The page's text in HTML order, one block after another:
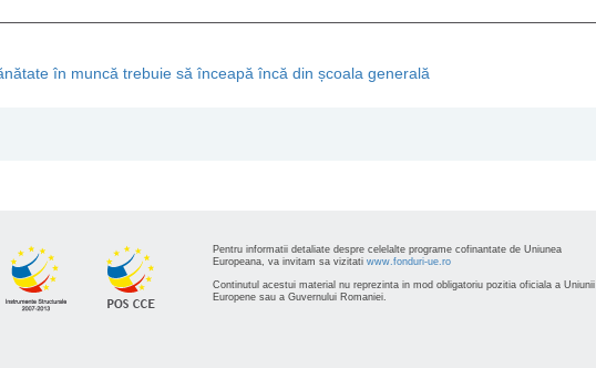
în muncă trebuie să înceapă încă din școala generală
Pentru informatii detaliate despre celelalte programe cofinantate de Uniunea
Europeana, va invitam sa vizitati www.fonduri-ue.ro
Continutul acestui material nu reprezinta in mod obligatoriu pozitia oficiala a Uniunii
Europene sau a Guvernului Romaniei.